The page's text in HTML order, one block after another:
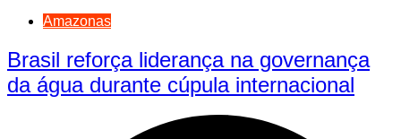
Amazonas
Brasil reforça liderança na governança
da água durante cúpula internacional